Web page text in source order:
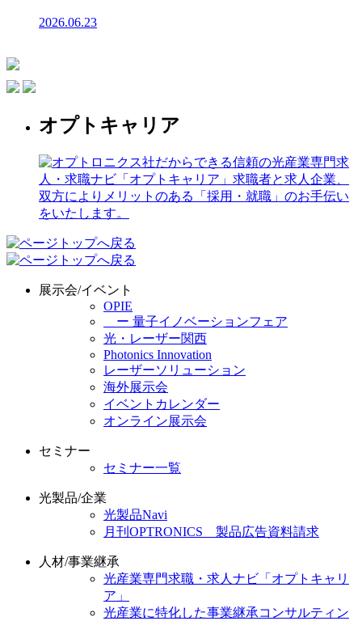
2026.06.23
オプトキャリア
展示会/イベント
OPIE
ー 量子イノベーションフェア
光・レーザー関西
Photonics Innovation
レーザーソリューション
海外展示会
イベントカレンダー
オンライン展示会
セミナー
セミナー一覧
光製品/企業
光製品Navi
月刊OPTRONICS 製品広告資料請求
人材/事業継承
光産業専門求職・求人ナビ「オプトキャリ
ア」
光産業に特化した事業継承コンサルティン